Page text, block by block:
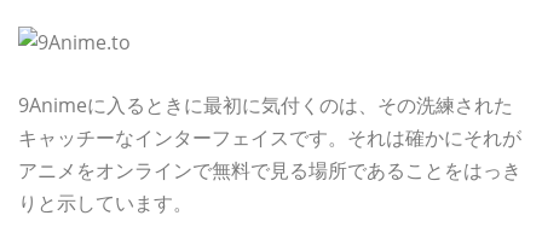
9Animeに入るときに最初に気付くのは、その洗練された
キャッチーなインターフェイスです。それは確かにそれが
アニメをオンラインで無料で見る場所であることをはっき
りと示しています。